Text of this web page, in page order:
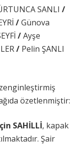
SANLI /
/Günova
/Ayşe
/ Pelin ŞANLI
zenginleştirmiş
özetlenmiştir:
SAHİLLİ, kapak
Şair